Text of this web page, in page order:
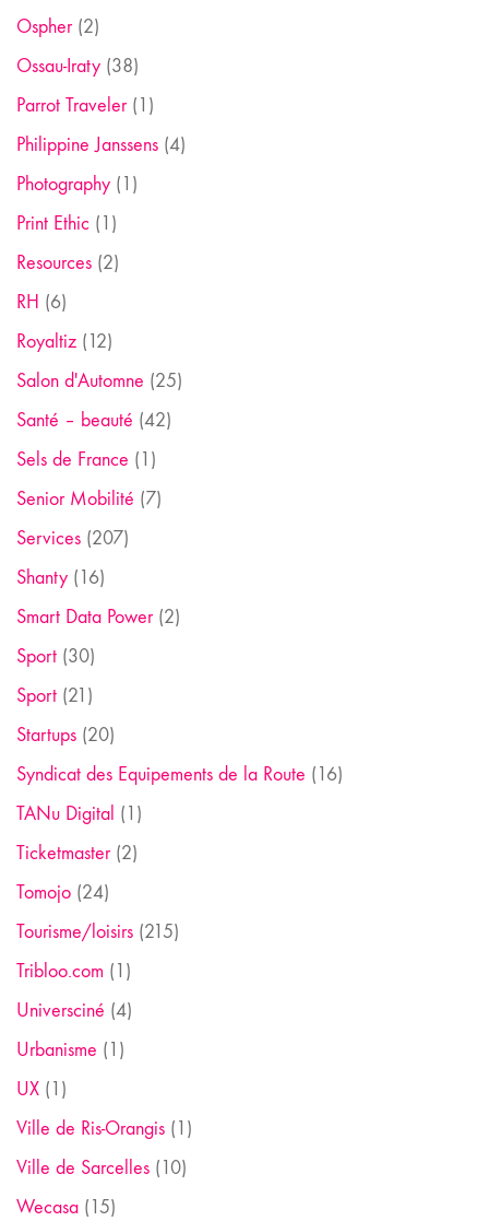
Ospher(2)
Ossau-Iraty (38)
Parrot Traveler(1)
Philippine Janssens (4)
Photography (1)
Print Ethic (1)
Resources (2)
RH (6)
Royaltiz (12)
Salon d'Automne (25)
Santé – beauté (42)
Sels de France (1)
Senior Mobilité (7)
Services (207)
Shanty (16)
Smart Data Power(2)
Sport (30)
Sport (21)
Startups (20)
Syndicat des Equipements de la Route (16)
TANu Digital (1)
Ticketmaster(2)
Tomojo (24)
Tourisme/loisirs (215)
Tribloo.com (1)
Universciné (4)
Urbanisme (1)
UX (1)
Ville de Ris-Orangis (1)
Ville de Sarcelles (10)
Wecasa (15)